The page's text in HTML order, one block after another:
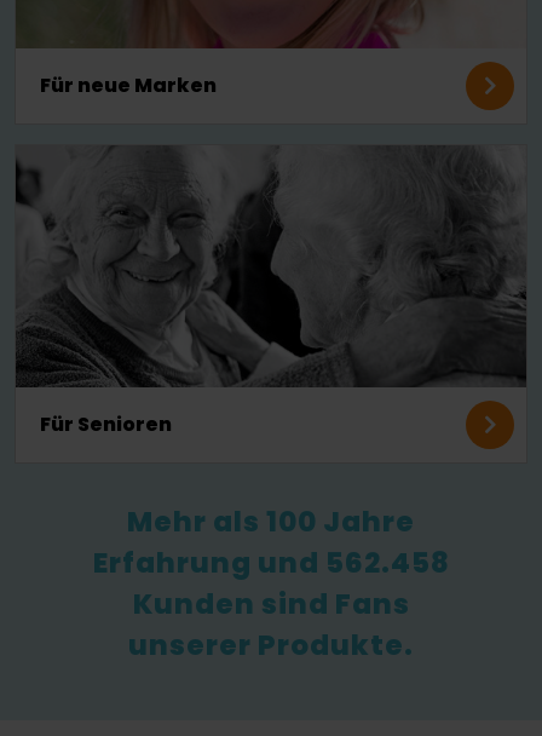
Für neue Marken
Für Senioren
Mehr als 100 Jahre
Erfahrung und 562.458
Kunden sind Fans
unserer Produkte.